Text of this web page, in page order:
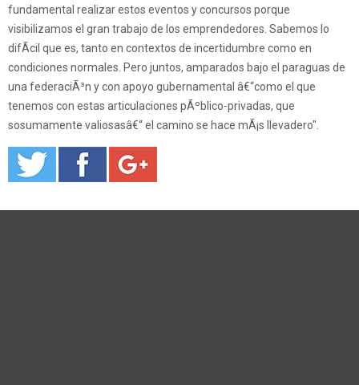
fundamental realizar estos eventos y concursos porque
visibilizamos el gran trabajo de los emprendedores. Sabemos lo
difÃ­cil que es, tanto en contextos de incertidumbre como en
condiciones normales. Pero juntos, amparados bajo el paraguas de
una federaciÃ³n y con apoyo gubernamental â€“como el que
tenemos con estas articulaciones pÃºblico-privadas, que
sosumamente valiosasâ€“ el camino se hace mÃ¡s llevadero".